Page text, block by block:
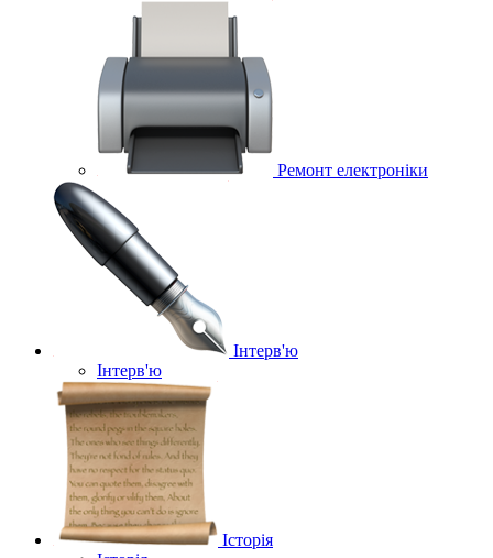
Ремонт електроніки
Інтерв'ю
Інтерв'ю
Історія